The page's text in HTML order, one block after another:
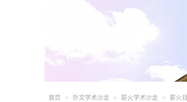
首页 > 外文学术沙龙 > 薪火学术沙龙 > 薪火